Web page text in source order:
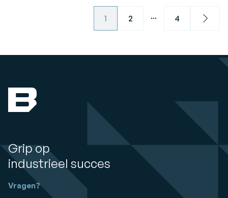
1 2 ... 4 Next
Grip op
industrieel succes
Vragen?